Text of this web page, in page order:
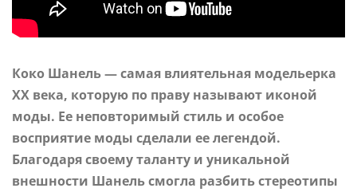
Коко Шанель — самая влиятельная модельерка
XX века, которую по праву называют иконой
моды. Ее неповторимый стиль и особое
восприятие моды сделали ее легендой.
Благодаря своему таланту и уникальной
внешности Шанель смогла разбить стереотипы